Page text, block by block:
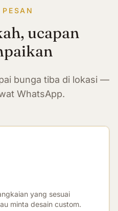
ucapan
bunga tiba di lokasi —
WhatsApp.
yang sesuai
minta desain custom.